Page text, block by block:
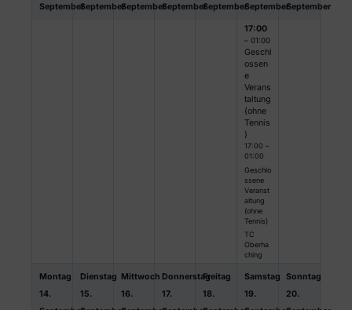
SeptemberSeptemberSeptemberSeptemberSeptemberSeptember
17:00
– 01:00
Geschl
ossen
e
Verans
taltung
(ohne
Tennis
)
17:00 –
01:00
Geschlo
ssene
Veranst
altung
(ohne
Tennis)
TC
Oberha
ching
September
Montag
14.
Dienstag
15.
Mittwoch
16.
Donnerstag
17.
Freitag
18.
Samstag
19.
Sonntag
20.